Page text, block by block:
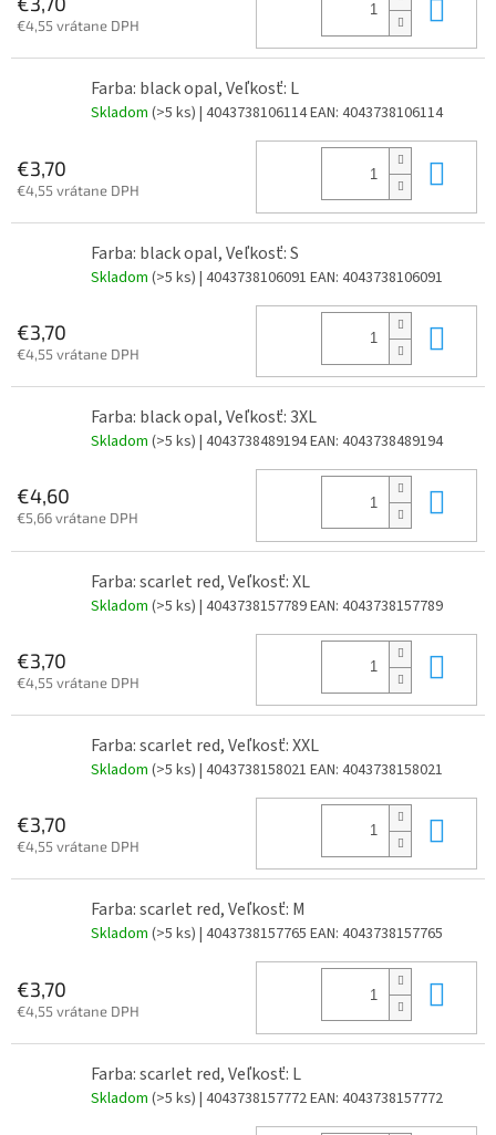
€4,55 vrátane DPH
Farba: black opal, Veľkosť: L
Skladom (>5 ks) | 4043738106114EAN: 4043738106114
€3,70
€4,55 vrátane DPH
Farba: black opal, Veľkosť: S
Skladom (>5 ks) | 4043738106091 EAN: 4043738106091
€3,70
€4,55 vrátane DPH
Farba: black opal, Veľkosť: 3XL
Skladom (>5 ks) | 4043738489194EAN: 4043738489194
€4,60
€5,66 vrátane DPH
Farba: scarlet red, Veľkosť: XL
Skladom (>5 ks) | 4043738157789EAN: 4043738157789
€3,70
€4,55 vrátane DPH
Farba: scarlet red, Veľkosť: XXL
Skladom (>5 ks) | 4043738158021 EAN: 4043738158021
€3,70
€4,55 vrátane DPH
Farba: scarlet red, Veľkosť: M
Skladom (>5 ks) | 4043738157765 EAN: 4043738157765
€3,70
€4,55 vrátane DPH
Farba: scarlet red, Veľkosť: L
Skladom (>5 ks) | 4043738157772EAN: 4043738157772